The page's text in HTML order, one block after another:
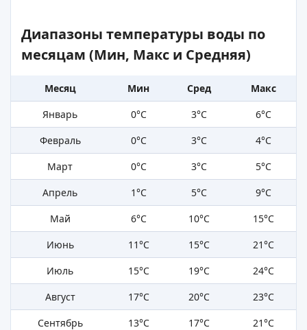
Диапазоны температуры воды по
месяцам (Мин, Макс и Средняя)
Месяц Мин Сред
Макс
Январь
0°C 3°C
6°C
Февраль
0°C 3°C
4°C
Март
0°C 3°C
5°C
Апрель
1°C 5°C
9°C
Май
6°C 10°C
15°C
Июнь
11°C 15°C
21°C
Июль
15°C 19°C
24°C
Август
17°C 20°C
23°C
Сентябрь
13°C 17°C
21°C